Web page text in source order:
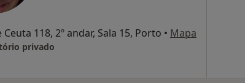
Ceuta 118, 2º andar, Sala 15, Porto • Mapa
privado